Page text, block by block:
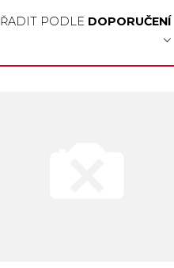
ŘADIT PODLE DOPORUČENÍ